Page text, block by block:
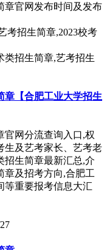
章官网发布时间及发布
类招生简章,艺考招生
章【合肥工业大学招生
官网分流查询入口,权
生及艺考家长、艺考老
招生简章最新汇总,介
章及招考方向,合肥工
等重要报考信息大汇